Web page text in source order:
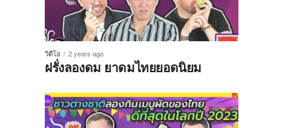
วิดีโอ 2 years ago
ฝรั่งลองดม ยาดมไทยยอดนิยม